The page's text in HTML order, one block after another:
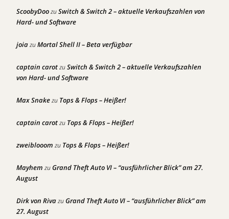
ScoobyDoozuSwitch & Switch 2 – aktuelle Verkaufszahlen von
Hard- und Software
joiazuMortal Shell II – Beta verfügbar
captain carotzuSwitch & Switch 2 – aktuelle Verkaufszahlen
von Hard- und Software
Max Snakezu Tops & Flops – Heißer!
captain carotzu Tops & Flops – Heißer!
zweiblooom zu Tops & Flops – Heißer!
Mayhem zuGrand Theft Auto VI – “ausführlicher Blick” am 27.
August
Dirk von RivazuGrand Theft Auto VI – “ausführlicher Blick” am
27. August